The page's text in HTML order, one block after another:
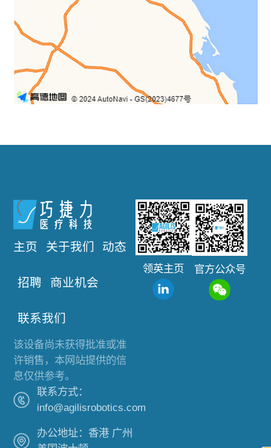
主页 关于我们 动态
招聘 商业机会
联系我们
该设备尚未获得批准或准
许销售，本网站提供的信
息仅供参考。
联系方式：
info@agilisrobotics.com
办公地址：香港 广州
领英主页 官方公众号